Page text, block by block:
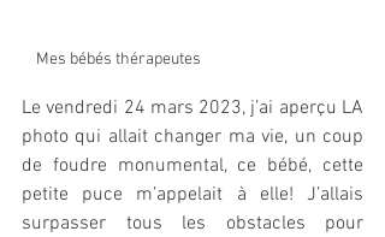
Mes bébés thérapeutes
Le vendredi 24 mars 2023, j’ai aperçu LA
photo qui allait changer ma vie, un coup
de foudre monumental, ce bébé, cette
petite puce m’appelait à elle! J’allais
surpasser tous les obstacles pour